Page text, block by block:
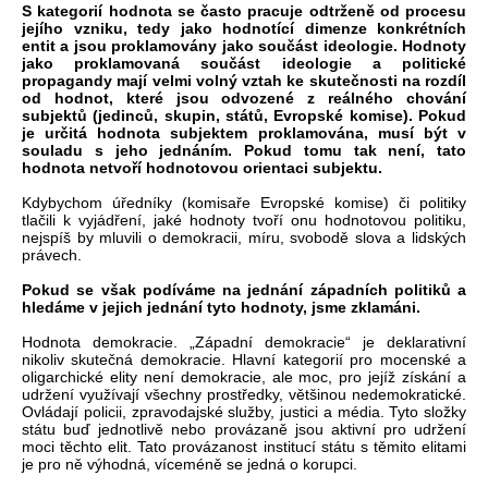
S kategorií hodnota se často pracuje odtrženě od procesu
jejího vzniku, tedy jako hodnotící dimenze konkrétních
entit a jsou proklamovány jako součást ideologie. Hodnoty
jako proklamovaná součást ideologie a politické
propagandy mají velmi volný vztah ke skutečnosti na rozdíl
od hodnot, které jsou odvozené z reálného chování
subjektů (jedinců, skupin, států, Evropské komise). Pokud
je určitá hodnota subjektem proklamována, musí být v
souladu s jeho jednáním. Pokud tomu tak není, tato
hodnota netvoří hodnotovou orientaci subjektu.
Kdybychom úředníky (komisaře Evropské komise) či politiky
tlačili k vyjádření, jaké hodnoty tvoří onu hodnotovou politiku,
nejspíš by mluvili o demokracii, míru, svobodě slova a lidských
právech.
Pokud se však podíváme na jednání západních politiků a
hledáme v jejich jednání tyto hodnoty, jsme zklamáni.
Hodnota demokracie. „Západní demokracie“ je deklarativní
nikoliv skutečná demokracie. Hlavní kategorií pro mocenské a
oligarchické elity není demokracie, ale moc, pro jejíž získání a
udržení využívají všechny prostředky, většinou nedemokratické.
Ovládají policii, zpravodajské služby, justici a média. Tyto složky
státu buď jednotlivě nebo provázaně jsou aktivní pro udržení
moci těchto elit. Tato provázanost institucí státu s těmito elitami
je pro ně výhodná, víceméně se jedná o korupci.